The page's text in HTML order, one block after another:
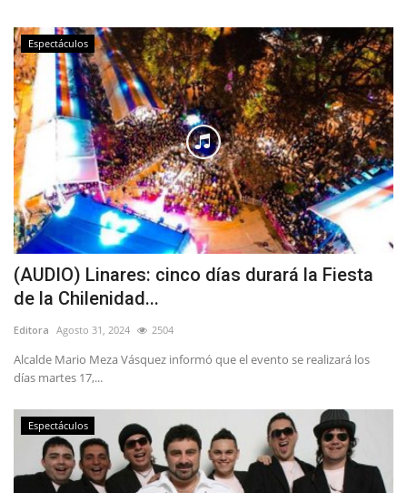
Espectáculos
(AUDIO) Linares: cinco días durará la Fiesta
de la Chilenidad...
Editora Agosto 31, 2024 2504
Alcalde Mario Meza Vásquez informó que el evento se realizará los
días martes 17,...
Espectáculos